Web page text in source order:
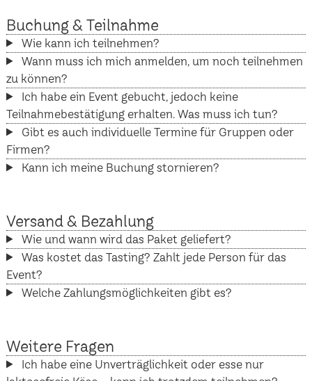
Buchung & Teilnahme
Wie kann ich teilnehmen?
Wann muss ich mich anmelden, um noch teilnehmen
zu können?
Ich habe ein Event gebucht, jedoch keine
Teilnahmebestätigung erhalten. Was muss ich tun?
Gibt es auch individuelle Termine für Gruppen oder
Firmen?
Kann ich meine Buchung stornieren?
Versand & Bezahlung
Wie und wann wird das Paket geliefert?
Was kostet das Tasting? Zahlt jede Person für das
Event?
Welche Zahlungsmöglichkeiten gibt es?
Weitere Fragen
Ich habe eine Unverträglichkeit oder esse nur